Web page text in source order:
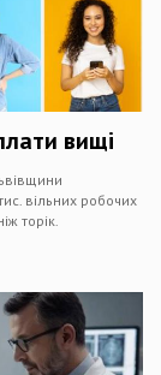
вищі
вільних робочих
торік.